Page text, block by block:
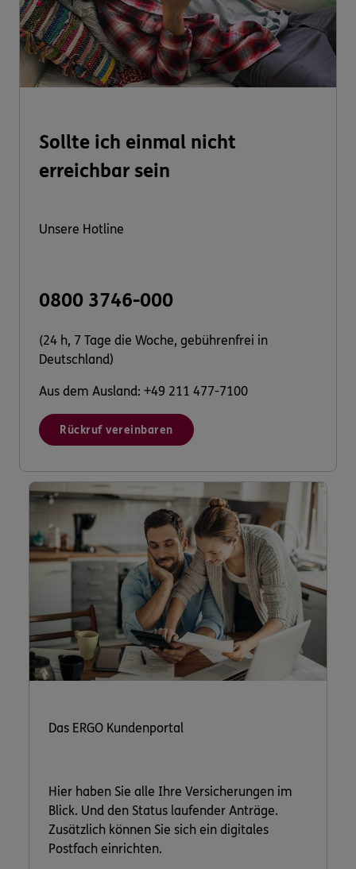
Sollte ich einmal nicht
erreichbar sein
Unsere Hotline
0800 3746-000
(24 h, 7 Tage die Woche, gebührenfrei in
Deutschland)
Aus dem Ausland: +49 211 477-7100
Rückruf vereinbaren
Das ERGO Kundenportal
Hier haben Sie alle Ihre Versicherungen im
Blick. Und den Status laufender Anträge.
Zusätzlich können Sie sich ein digitales
Postfach einrichten.